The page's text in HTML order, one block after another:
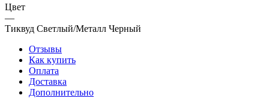
Цвет
—
Тиквуд Светлый/Металл Черный
Отзывы
Как купить
Оплата
Доставка
Дополнительно